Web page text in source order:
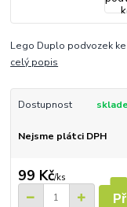
Lego Duplo podvozek
celý popis
Dostupnost
Nejsme plátci DPH
99 Kč/ks